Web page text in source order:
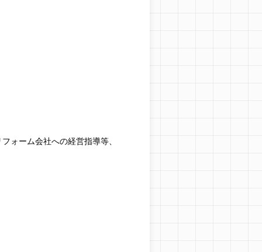
ォーム会社への経営指導等、